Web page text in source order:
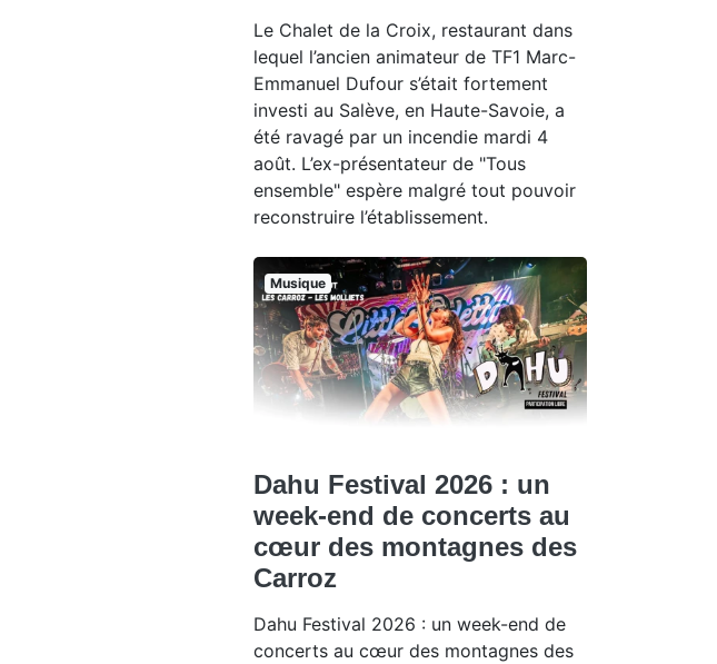
Le Chalet de la Croix, restaurant dans
lequel l’ancien animateur de TF1 Marc-
Emmanuel Dufour s’était fortement
investi au Salève, en Haute-Savoie, a
été ravagé par un incendie mardi 4
août. L’ex-présentateur de "Tous
ensemble" espère malgré tout pouvoir
reconstruire l’établissement.
Musique
Dahu Festival 2026 : un
week-end de concerts au
cœur des montagnes des
Carroz
Dahu Festival 2026 : un week-end de
concerts au cœur des montagnes des